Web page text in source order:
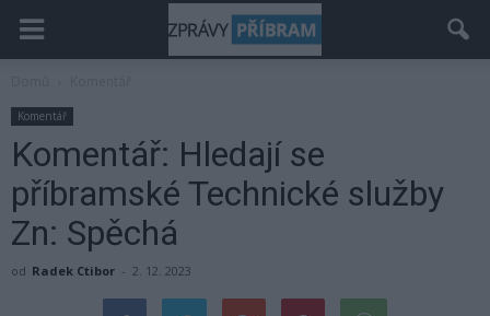
Komentář
Komentář: Hledají se
příbramské Technické služby
Zn: Spěchá
od Radek Ctibor - 2. 12. 2023